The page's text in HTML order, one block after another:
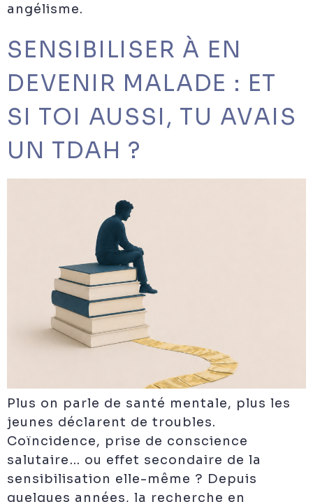
angélisme.
SENSIBILISER À EN
DEVENIR MALADE : ET
SI TOI AUSSI, TU AVAIS
UN TDAH ?
Plus on parle de santé mentale, plus les
jeunes déclarent de troubles.
Coïncidence, prise de conscience
salutaire… ou effet secondaire de la
sensibilisation elle-même ? Depuis
quelques années, la recherche en